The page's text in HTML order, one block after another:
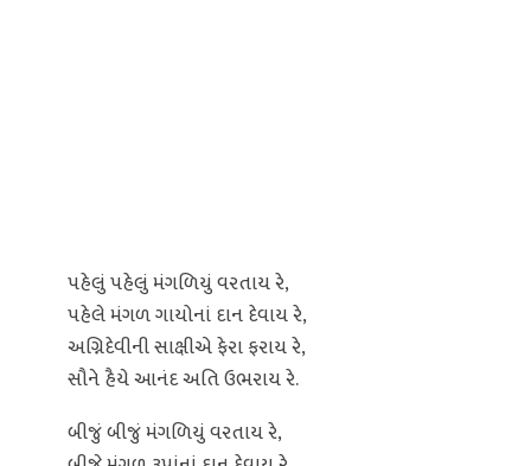
પહેલું પહેલું મંગળિયું વરતાય રે,
પહેલે મંગળ ગાયોનાં દાન દેવાય રે,
અગ્નિદેવીની સાક્ષીએ ફેરા ફરાય રે,
સૌને હૈયે આનંદ અતિ ઉભરાય રે.
બીજું બીજું મંગળિયું વરતાય રે,